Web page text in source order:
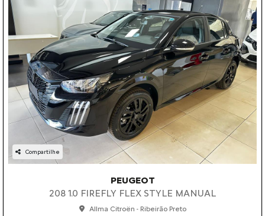
Compartilhe
PEUGEOT
208 1.0 FIREFLY FLEX STYLE MANUAL
Allma Citroën - Ribeirão Preto